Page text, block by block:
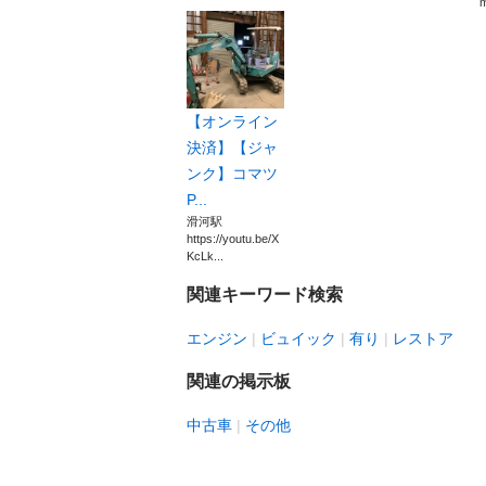
【オンライン
決済】【ジャ
ンク】コマツ
P...
滑河駅
https://youtu.be/X
KcLk...
関連キーワード検索
エンジン ビュイック 有り レストア
関連の掲示板
中古車 その他